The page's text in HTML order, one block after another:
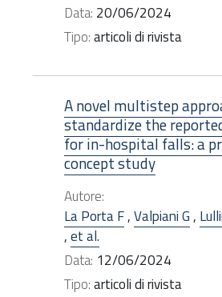
Data: 20/06/2024
Tipo:articoli di rivista
A novel multistep
standardize the
for in-hospital falls: a
concept study
Autore:
La Porta F,Valpiani G,
,et al.
Data: 12/06/2024
Tipo:articoli di rivista